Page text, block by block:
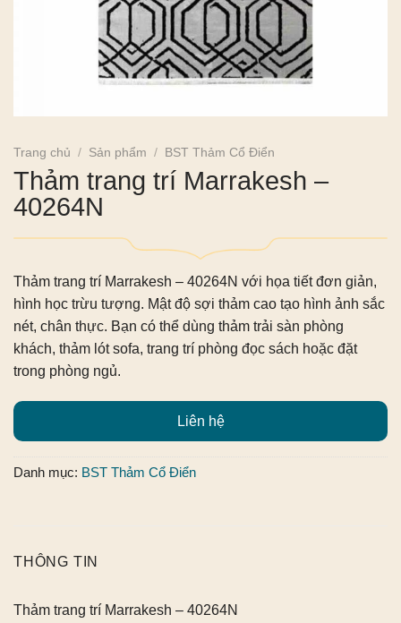
Trang chủ / Sản phẩm / BST Thảm Cổ Điển
Thảm trang trí Marrakesh –
40264N
Thảm trang trí Marrakesh – 40264N với họa tiết đơn giản,
hình học trừu tượng. Mật độ sợi thảm cao tạo hình ảnh sắc
nét, chân thực. Bạn có thể dùng thảm trải sàn phòng
khách, thảm lót sofa, trang trí phòng đọc sách hoặc đặt
trong phòng ngủ.
Liên hệ
Danh mục: BST Thảm Cổ Điển
THÔNG TIN
Thảm trang trí Marrakesh – 40264N